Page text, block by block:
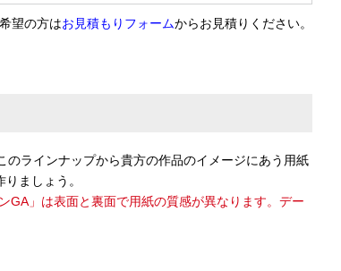
望の方はお見積もりフォームからお見積りください。
ラインナップから貴方の作品のイメージにあう用紙
ましょう。
GA」は表面と裏面で用紙の質感が異なります。デー